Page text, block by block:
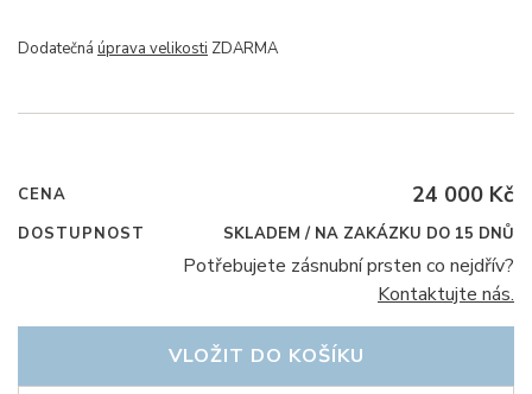
Dodatečná úprava velikosti ZDARMA
CENA 24 000 Kč
DOSTUPNOST SKLADEM / NA ZAKÁZKU DO 15 DNŮ
Potřebujete zásnubní prsten co nejdřív?
Kontaktujte nás.
VLOŽIT DO KOŠÍKU